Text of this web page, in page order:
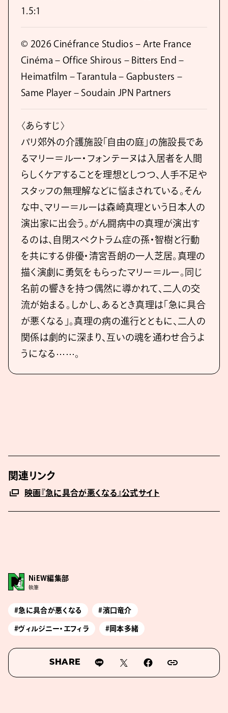
1.5:1
© 2026 Cinéfrance Studios – Arte France
Cinéma – Office Shirous – Bitters End –
Heimatfilm – Tarantula – Gapbusters –
Same Player – Soudain JPN Partners
〈あらすじ〉
パリ郊外の介護施設「⾃由の庭」の施設長であ
るマリー＝ルー・フォンテーヌは⼊居者を⼈間
らしくケアすることを理想としつつ、人手不足や
スタッフの無理解などに悩まされている。そん
な中、マリー＝ルーは森崎真理という日本人の
演出家に出会う。がん闘病中の真理が演出す
るのは、自閉スペクトラム症の孫・智樹と行動
を共にする俳優・清宮吾朗の一人芝居。真理の
描く演劇に勇気をもらったマリー＝ルー。同じ
名前の響きを持つ偶然に導かれて、二人の交
流が始まる。しかし、あるとき真理は「急に具合
が悪くなる」。真理の病の進行とともに、二人の
関係は劇的に深まり、互いの魂を通わせ合うよ
うになる⋯⋯。
関連リンク
映画『急に具合が悪くなる』公式サイト
NiEW編集部
執筆
#急に具合が悪くなる #濱口竜介
#ヴィルジニー・エフィラ #岡本多緒
SHARE